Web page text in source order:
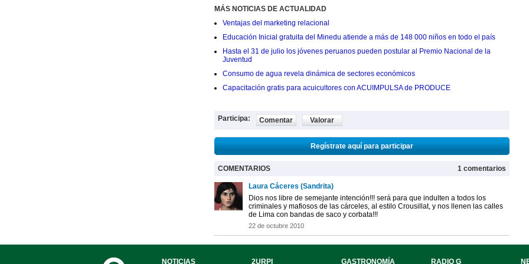
MÁS NOTICIAS DE ACTUALIDAD
Ventajas del marketing relacional
Educación Inicial gratuita del Minedu atiende a más de 148 000 niños en todo el país
Hasta el 31 de julio los jóvenes peruanos pueden postular al Premio Nacional de la
Juventud
Consumo de agua revela dinámica de sectores económicos
Capacitación gratis para acuicultores con ACUIMPULSA de PRODUCE
Participa: Comentar Valorar
Regístrate aquí para participar
COMENTARIOS 1 comentarios
Laura Cáceres (Sandrita)
Dios nos libre de semejante intención!!! será para que indulten a todos los
criminales y mafiosos de las cárceles, al estilo Crousillat, y nos llenen las calles
de Lima con bandas de saco y corbata!!!
22 de octubre 2010
NOTICIAS 2URPI GASTRONOMÍA RADIO G